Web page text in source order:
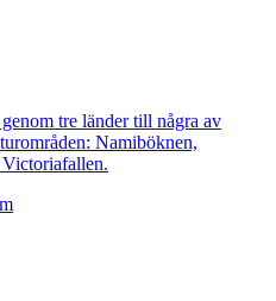
tre länder till några av
Namiböknen,